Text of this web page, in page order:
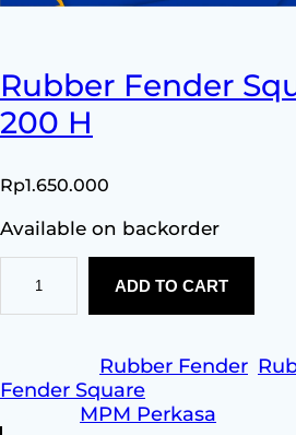
Rubber Fender
200 H
Rp1.650.000
Available on backorder
b
r
ADD TO CART
Rubber Fender
Fender Square
MPM Perkasa